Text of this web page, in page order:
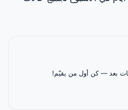
بعد — كن أول من يقيّم!